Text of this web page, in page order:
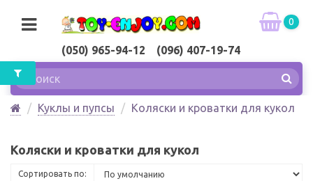
(050) 965-94-12 (096) 407-19-74
0
Куклы и пупсы Коляски и кроватки для кукол
Коляски и кроватки для кукол
Сортировать по: